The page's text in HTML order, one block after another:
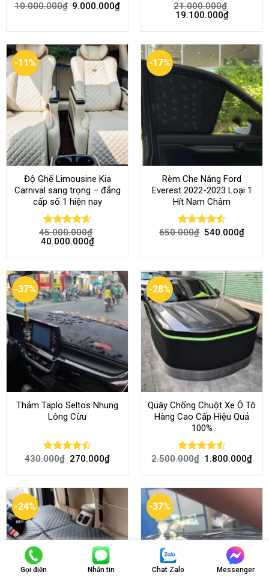
Rated 4.68
10.000.000₫ 9.000.000₫ Rated4.52
out of 5
21.000.000₫
19.100.000₫
-11%
Độ Ghế Limousine Kia
Carnival sang trọng – đẳng
cấp số 1 hiện nay
Rated4.58
out of 5
45.000.000₫
40.000.000₫
-17%
Rèm Che Nắng Ford
Everest 2022-2023 Loại 1
Hít Nam Châm
Rated4.51
650.000₫ 540.000₫
-37%
Thảm Taplo Seltos Nhung
Lông Cừu
Rated
430.000₫ 270.000₫
-28%
Quây Chống Chuột Xe Ô Tô
Hàng Cao Cấp Hiệu Quả
100%
Rated 4.51
2.500.000₫ 1.800.000₫
-24% -37%
Gọi điện Nhắn tin Chat Zalo Messenger